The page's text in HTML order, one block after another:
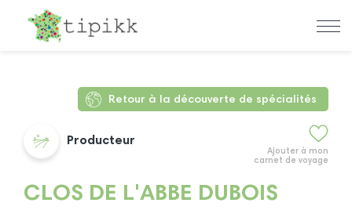
Retour à la découverte de spécialités
Ajouter à mon
carnet de voyage
Producteur
CLOS DE L'ABBE DUBOIS